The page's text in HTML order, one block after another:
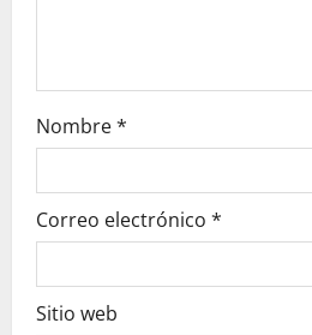
Nombre*
Correo electrónico *
Sitio web